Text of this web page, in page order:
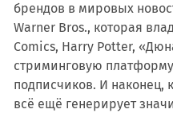
брендов в мировых
Warner Bros., которая
Comics, Harry Potter,
стриминговую
подписчиков. И наконец,
всё ещё генерирует